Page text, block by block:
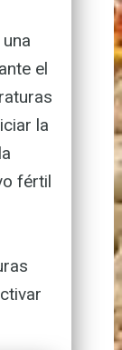
el
la
fértil